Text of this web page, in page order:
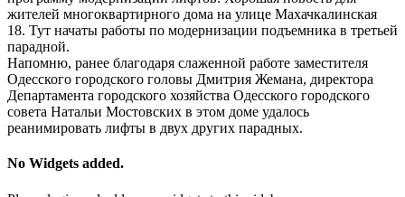
жителей многоквартирного дома на улице Махачкалинская
18. Тут начаты работы по модернизации подъемника в третьей
парадной.
Напомню, ранее благодаря слаженной работе заместителя
Одесского городского головы Дмитрия Жемана, директора
Департамента городского хозяйства Одесского городского
совета Натальи Мостовских в этом доме удалось
реанимировать лифты в двух других парадных.
No Widgets added.